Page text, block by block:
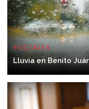
SOCIALES 06/08/
Lluvia en Benito